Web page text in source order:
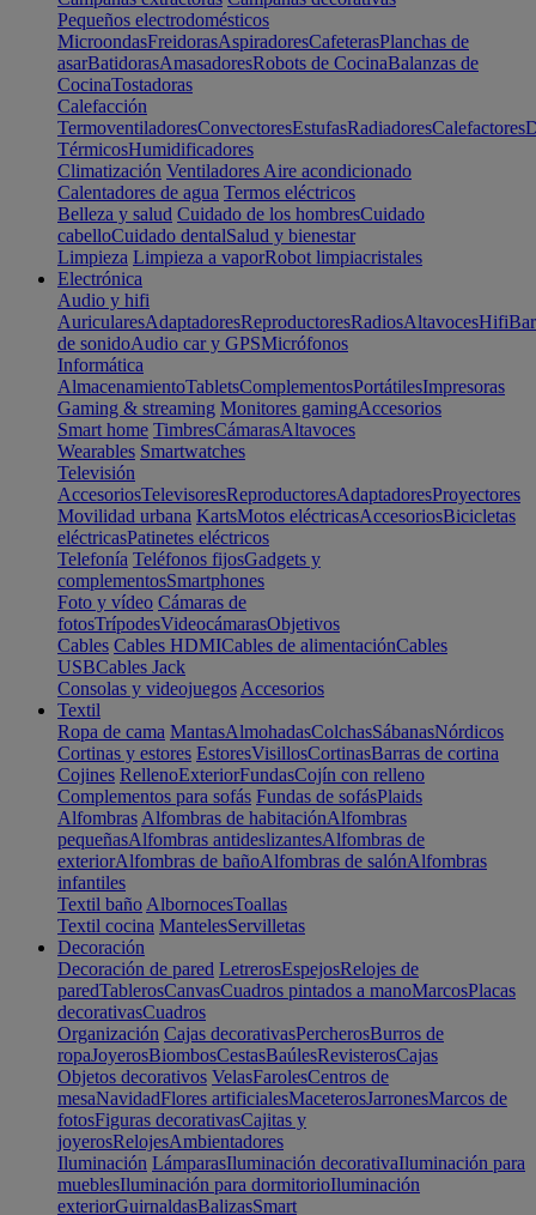
Pequeños electrodomésticos
MicroondasFreidorasAspiradoresCafeterasPlanchas de
asarBatidorasAmasadoresRobots de CocinaBalanzas de
CocinaTostadoras
Calefacción
TermoventiladoresConvectoresEstufasRadiadoresCalefactores
TérmicosHumidificadores
Climatización Ventiladores Aire acondicionado
Calentadores de agua Termos eléctricos
Belleza y salud Cuidado de los hombresCuidado
cabelloCuidado dentalSalud y bienestar
Limpieza Limpieza a vaporRobot limpiacristales
Electrónica
Audio y hifi
AuricularesAdaptadoresReproductoresRadiosAltavocesHifi
de sonidoAudio car y GPSMicrófonos
Informática
AlmacenamientoTabletsComplementosPortátilesImpresoras
Gaming & streaming Monitores gamingAccesorios
Smart home TimbresCámarasAltavoces
Wearables Smartwatches
Televisión
AccesoriosTelevisoresReproductoresAdaptadoresProyectores
Movilidad urbana KartsMotos eléctricasAccesoriosBicicletas
eléctricasPatinetes eléctricos
Telefonía Teléfonos fijosGadgets y
complementosSmartphones
Foto y vídeo Cámaras de
fotosTrípodesVideocámarasObjetivos
Cables Cables HDMICables de alimentaciónCables
USBCables Jack
Consolas y videojuegos Accesorios
Textil
Ropa de cama MantasAlmohadasColchasSábanasNórdicos
Cortinas y estores EstoresVisillosCortinasBarras de cortina
Cojines RellenoExteriorFundasCojín con relleno
Complementos para sofás Fundas de sofásPlaids
Alfombras Alfombras de habitaciónAlfombras
pequeñasAlfombras antideslizantesAlfombras de
exteriorAlfombras de bañoAlfombras de salónAlfombras
infantiles
Textil baño AlbornocesToallas
Textil cocina MantelesServilletas
Decoración
Decoración de pared LetrerosEspejosRelojes de
paredTablerosCanvasCuadros pintados a manoMarcosPlacas
decorativasCuadros
Organización Cajas decorativasPercherosBurros de
ropaJoyerosBiombosCestasBaúlesRevisterosCajas
Objetos decorativos VelasFarolesCentros de
mesaNavidadFlores artificialesMaceterosJarronesMarcos de
fotosFiguras decorativasCajitas y
joyerosRelojesAmbientadores
Iluminación LámparasIluminación decorativaIluminación para
mueblesIluminación para dormitorioIluminación
exteriorGuirnaldasBalizasSmart